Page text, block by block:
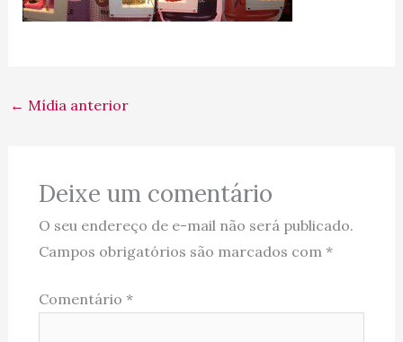
← Mídia anterior
Deixe um comentário
O seu endereço de e-mail não será publicado.
Campos obrigatórios são marcados com *
Comentário *